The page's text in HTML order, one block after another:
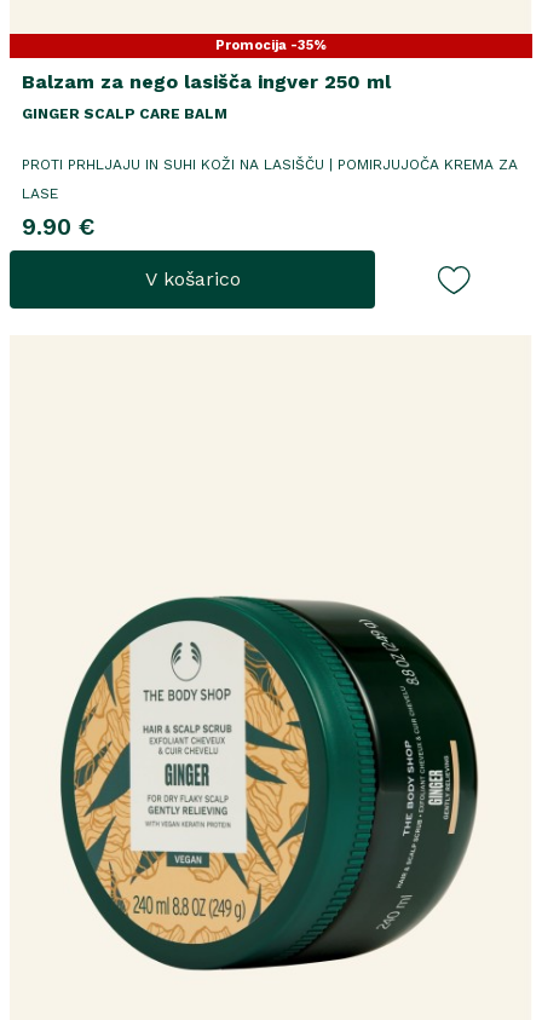
Promocija -35%
Balzam za nego lasišča ingver 250 ml
GINGER SCALP CARE BALM
PROTI PRHLJAJU IN SUHI KOŽI NA LASIŠČU | POMIRJUJOČA KREMA ZA
LASE
9.90 €
V košarico